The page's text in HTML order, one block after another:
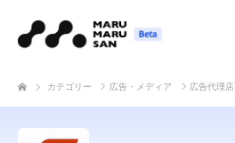
カテゴリー 広告・メディア 広告代理店